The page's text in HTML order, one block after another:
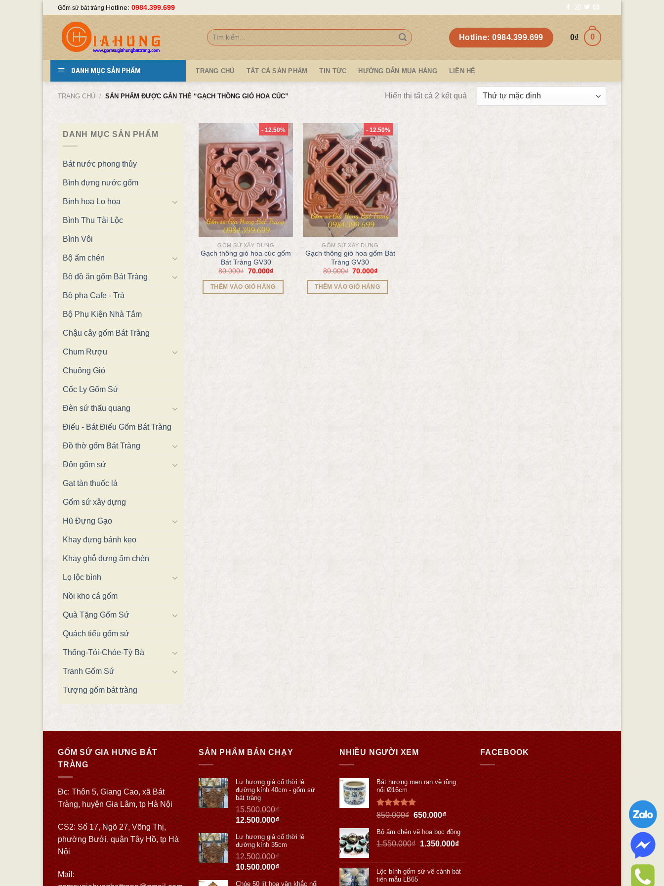
Skip
content
Gốm sứ bát tràng Hotline: 0984.399.699
Tìm
kiếm:
Hotline: 0984.399.699 0₫ 0
DANH MỤC SẢN PHẨM TRANG CHỦ TẤT CẢ SẢN PHẨM TIN TỨC HƯỚNG DẪN MUA HÀNG LIÊN HỆ
TRANG CHỦ / SẢN PHẨM ĐƯỢC GẮN THẺ “GẠCH THÔNG GIÓ HOA CÚC” Hiển thị tất cả 2 kết quả
DANH MỤC SẢN PHẨM
Bát nước phong thủy
Bình đựng nước gốm
Bình hoa Lọ hoa
Bình Thu Tài Lộc
Bình Vôi
Bộ ấm chén
Bộ đồ ăn gốm Bát Tràng
Bộ pha Cafe - Trà
Bộ Phụ Kiện Nhà Tắm
Chậu cây gốm Bát Tràng
Chum Rượu
Chuông Gió
Cốc Ly Gốm Sứ
Đèn sứ thấu quang
Điếu - Bát Điếu Gốm Bát Tràng
Đồ thờ gốm Bát Tràng
Đôn gốm sứ
Gạt tàn thuốc lá
Gốm sứ xây dựng
Hũ Đựng Gạo
Khay đựng bánh kẹo
Khay ghỗ đựng ấm chén
Lọ lộc bình
Nồi kho cá gốm
Quà Tặng Gốm Sứ
Quách tiểu gốm sứ
Thống-Tỏi-Chóe-Tỳ Bà
Tranh Gốm Sứ
Tượng gốm bát tràng
- 12.50%
GỐM SỨ XÂY DỰNG
Gạch thông gió hoa cúc gốm
Bát Tràng GV30
80.000₫ 70.000₫
THÊM VÀO GIỎ HÀNG
- 12.50%
GỐM SỨ XÂY DỰNG
Gạch thông gió hoa gốm Bát
Tràng GV30
80.000₫ 70.000₫
THÊM VÀO GIỎ HÀNG
GỐM SỨ GIA HƯNG BÁT
TRÀNG
Đc: Thôn 5, Giang Cao, xã Bát
Tràng, huyện Gia Lâm, tp Hà Nội
CS2: Số 17, Ngõ 27, Võng Thị,
phường Bưởi, quận Tây Hồ, tp Hà
Nội
Mail:
SẢN PHẨM BÁN CHẠY
Lư hương giả cổ thời lê
đường kính 40cm - gốm sứ
bát tràng
15.500.000₫
12.500.000₫
Lư hương giả cổ thời lê
đường kính 35cm
12.500.000₫
10.500.000₫
Chóe 50 lít hoa văn khắc nổi
NHIỀU NGƯỜI XEM
Bát hương men rạn vẽ rồng
nổi Ø16cm
Được xếp
hạng5.00
5 sao
850.000₫ 650.000₫
Bộ ấm chén vẽ hoa bọc đồng
1.550.000₫ 1.350.000₫
Lộc bình gốm sứ vẽ cảnh bát
tiên mẫu LB65
FACEBOOK